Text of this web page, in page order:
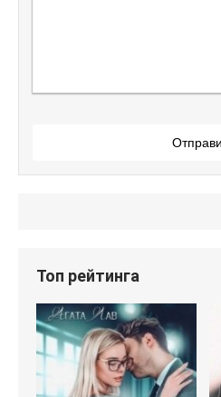
Топ рейтинга